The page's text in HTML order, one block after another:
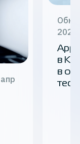
2026
в К2
в